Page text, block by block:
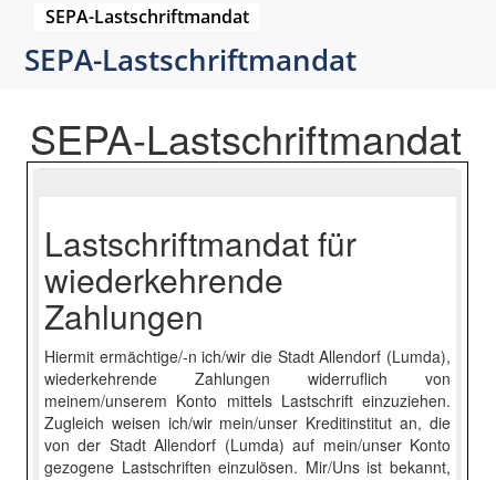
SEPA-Lastschriftmandat
SEPA-Lastschriftmandat